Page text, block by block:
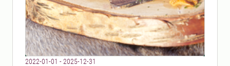
2022-01-01 - 2025-12-31